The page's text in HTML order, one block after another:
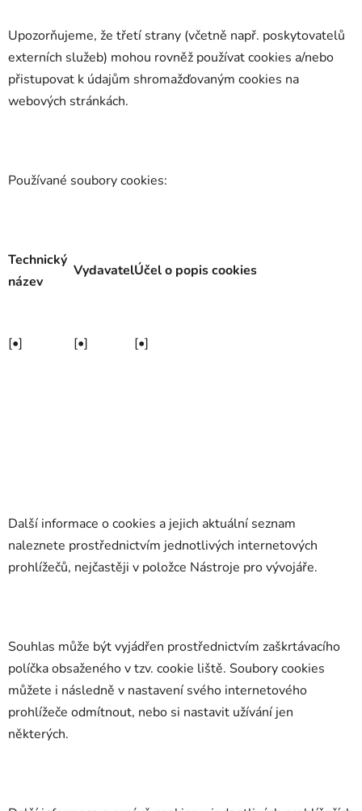
Upozorňujeme, že třetí strany (včetně např. poskytovatelů
externích služeb) mohou rovněž používat cookies a/nebo
přistupovat k údajům shromažďovaným cookies na
webových stránkách.
Používané soubory cookies:
Technický
název
VydavatelÚčel o popis cookies
[•] [•] [•]
Další informace o cookies a jejich aktuální seznam
naleznete prostřednictvím jednotlivých internetových
prohlížečů, nejčastěji v položce Nástroje pro vývojáře.
Souhlas může být vyjádřen prostřednictvím zaškrtávacího
políčka obsaženého v tzv. cookie liště. Soubory cookies
můžete i následně v nastavení svého internetového
prohlížeče odmítnout, nebo si nastavit užívání jen
některých.